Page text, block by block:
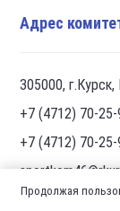
Адрес
305000,
+7 (4712) 70-25-
+7 (4712) 70-25-
Продолжая